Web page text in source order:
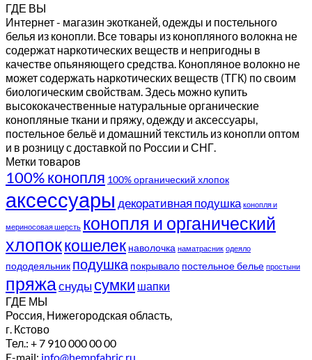
ГДЕ ВЫ
Интернет - магазин экотканей, одежды и постельного
белья из конопли. Все товары из конопляного волокна не
содержат наркотических веществ и непригодны в
качестве опьяняющего средства. Конопляное волокно не
может содержать наркотических веществ (ТГК) по своим
биологическим свойствам. Здесь можно купить
высококачественные натуральные органические
конопляные ткани и пряжу, одежду и аксессуары,
постельное бельё и домашний текстиль из конопли оптом
и в розницу с доставкой по России и СНГ.
Метки товаров
100% конопля 100% органический хлопок
аксессуары декоративная подушка конопля и
мериносовая шерсть конопля и органический
хлопоккошелек наволочка наматрасник одеяло
пододеяльник подушка покрывало постельное белье простыни
пряжа снуды сумки шапки
ГДЕ МЫ
Россия, Нижегородская область,
г. Кстово
Тел.: + 7 910 000 00 00
E-mail: info@hempfabric.ru